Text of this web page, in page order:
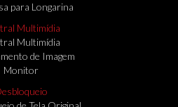
para Longarina
Multimídia
Multimídia
de Imagem
Monitor